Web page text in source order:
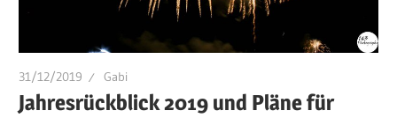
31/12/2019 Gabi
Jahresrückblick 2019 und Pläne für